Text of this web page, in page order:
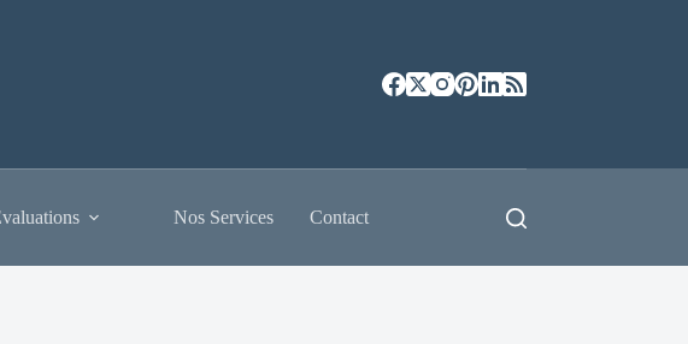
Nos Services Contact